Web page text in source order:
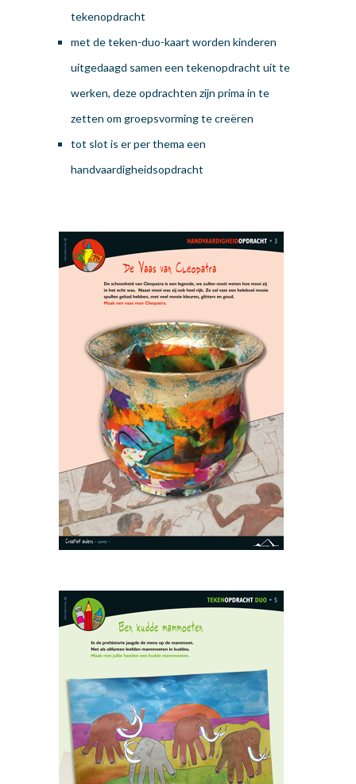
tekenopdracht
met de teken-duo-kaart worden kinderen
uitgedaagd samen een tekenopdracht uit te
werken, deze opdrachten zijn prima in te
zetten om groepsvorming te creëren
tot slot is er per thema een
handvaardigheidsopdracht